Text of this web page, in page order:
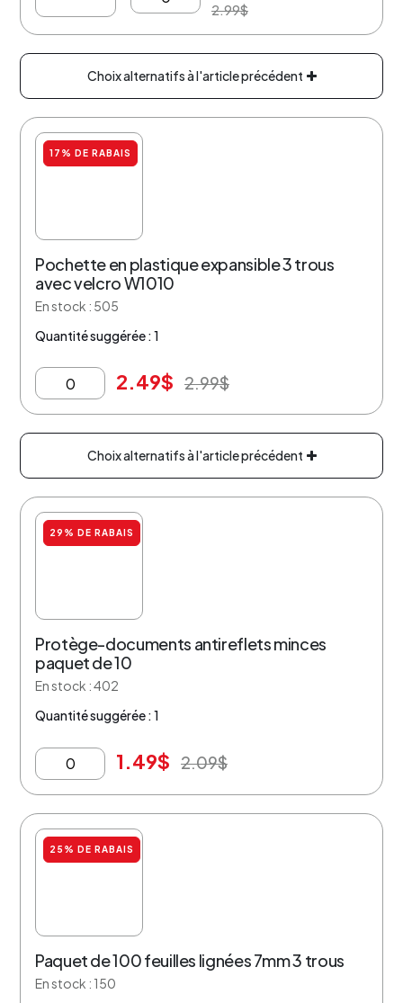
2.99$
Choix alternatifs à l'article précédent
17% DE RABAIS
Pochette en plastique expansible 3 trous
avec velcro W1010
En stock : 505
Quantité suggérée : 1
2.49$ 2.99$
Choix alternatifs à l'article précédent
29% DE RABAIS
Protège-documents antireflets minces
paquet de 10
En stock : 402
Quantité suggérée : 1
1.49$ 2.09$
25% DE RABAIS
Paquet de 100 feuilles lignées 7mm 3 trous
En stock : 150